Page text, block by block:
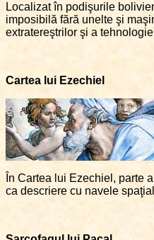
Localizat în podişurile
imposibilă fără unelte şi
extratereştrilor şi a
Cartea lui Ezechiel
În Cartea lui Ezechiel, parte
ca descriere cu navele